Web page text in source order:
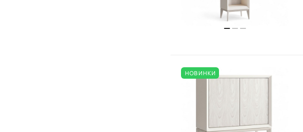
НОВИНКИ